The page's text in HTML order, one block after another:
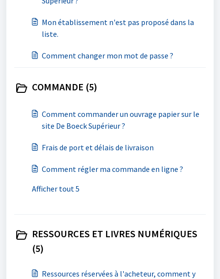
Mon établissement n'est pas proposé dans la
liste.
Comment changer mon mot de passe ?
COMMANDE (5)
Comment commander un ouvrage papier sur le
site De Boeck Supérieur ?
Frais de port et délais de livraison
Comment régler ma commande en ligne ?
Afficher tout 5
RESSOURCES ET LIVRES NUMÉRIQUES
(5)
Ressources réservées à l'acheteur, comment y